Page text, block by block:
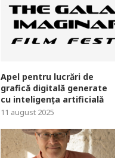
Apel pentru lucrări de
grafică digitală generate
cu inteligența artificială
11 august 2025